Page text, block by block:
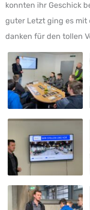
konnten ihr Geschick
guter Letzt ging es mit
danken für den tollen